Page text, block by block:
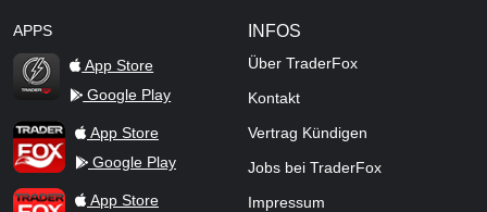
APPS
TraderFox Flash
App Store
Google Play
TraderFox AppApp Store
Google Play
TraderFox ProApp Store
INFOS
Über TraderFox
Kontakt
Vertrag Kündigen
Jobs bei TraderFox
Impressum